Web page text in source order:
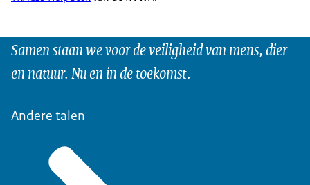
Samen staan we voor de veiligheid van mens, dier
en natuur. Nu en in de toekomst.
Andere talen